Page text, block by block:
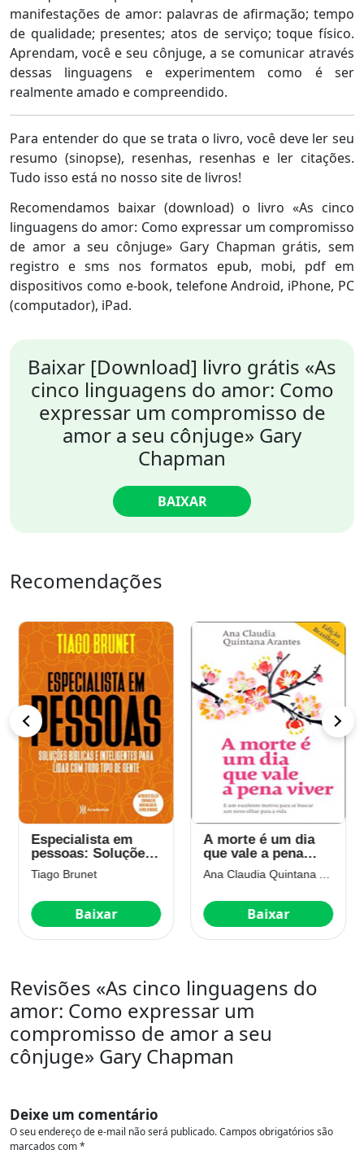
manifestações de amor: palavras de afirmação; tempo
de qualidade; presentes; atos de serviço; toque físico.
Aprendam, você e seu cônjuge, a se comunicar através
dessas linguagens e experimentem como é ser
realmente amado e compreendido.
Para entender do que se trata o livro, você deve ler seu
resumo (sinopse), resenhas, resenhas e ler citações.
Tudo isso está no nosso site de livros!
Recomendamos baixar (download) o livro «As cinco
linguagens do amor: Como expressar um compromisso
de amor a seu cônjuge» Gary Chapman grátis, sem
registro e sms nos formatos epub, mobi, pdf em
dispositivos como e-book, telefone Android, iPhone, PC
(computador), iPad.
Baixar [Download] livro grátis «As
cinco linguagens do amor: Como
expressar um compromisso de
amor a seu cônjuge» Gary
Chapman
BAIXAR
Recomendações
Especialista em
pessoas: Soluções
bíblicas e
inteligentes para
de gente
Tiago Brunet
Baixar
A morte é um dia
que vale a pena
viver: E um
excelente motivo
novo olhar para a
vida
Baixar
Revisões «As cinco linguagens do
amor: Como expressar um
compromisso de amor a seu
cônjuge» Gary Chapman
Deixe um comentário
O seu endereço de e-mail não será publicado.Campos obrigatórios são
marcados com*